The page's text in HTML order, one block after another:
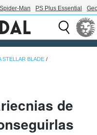
Spider-Man PS Plus Essential
STELLAR BLADE
de